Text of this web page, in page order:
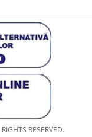
RESERVED.